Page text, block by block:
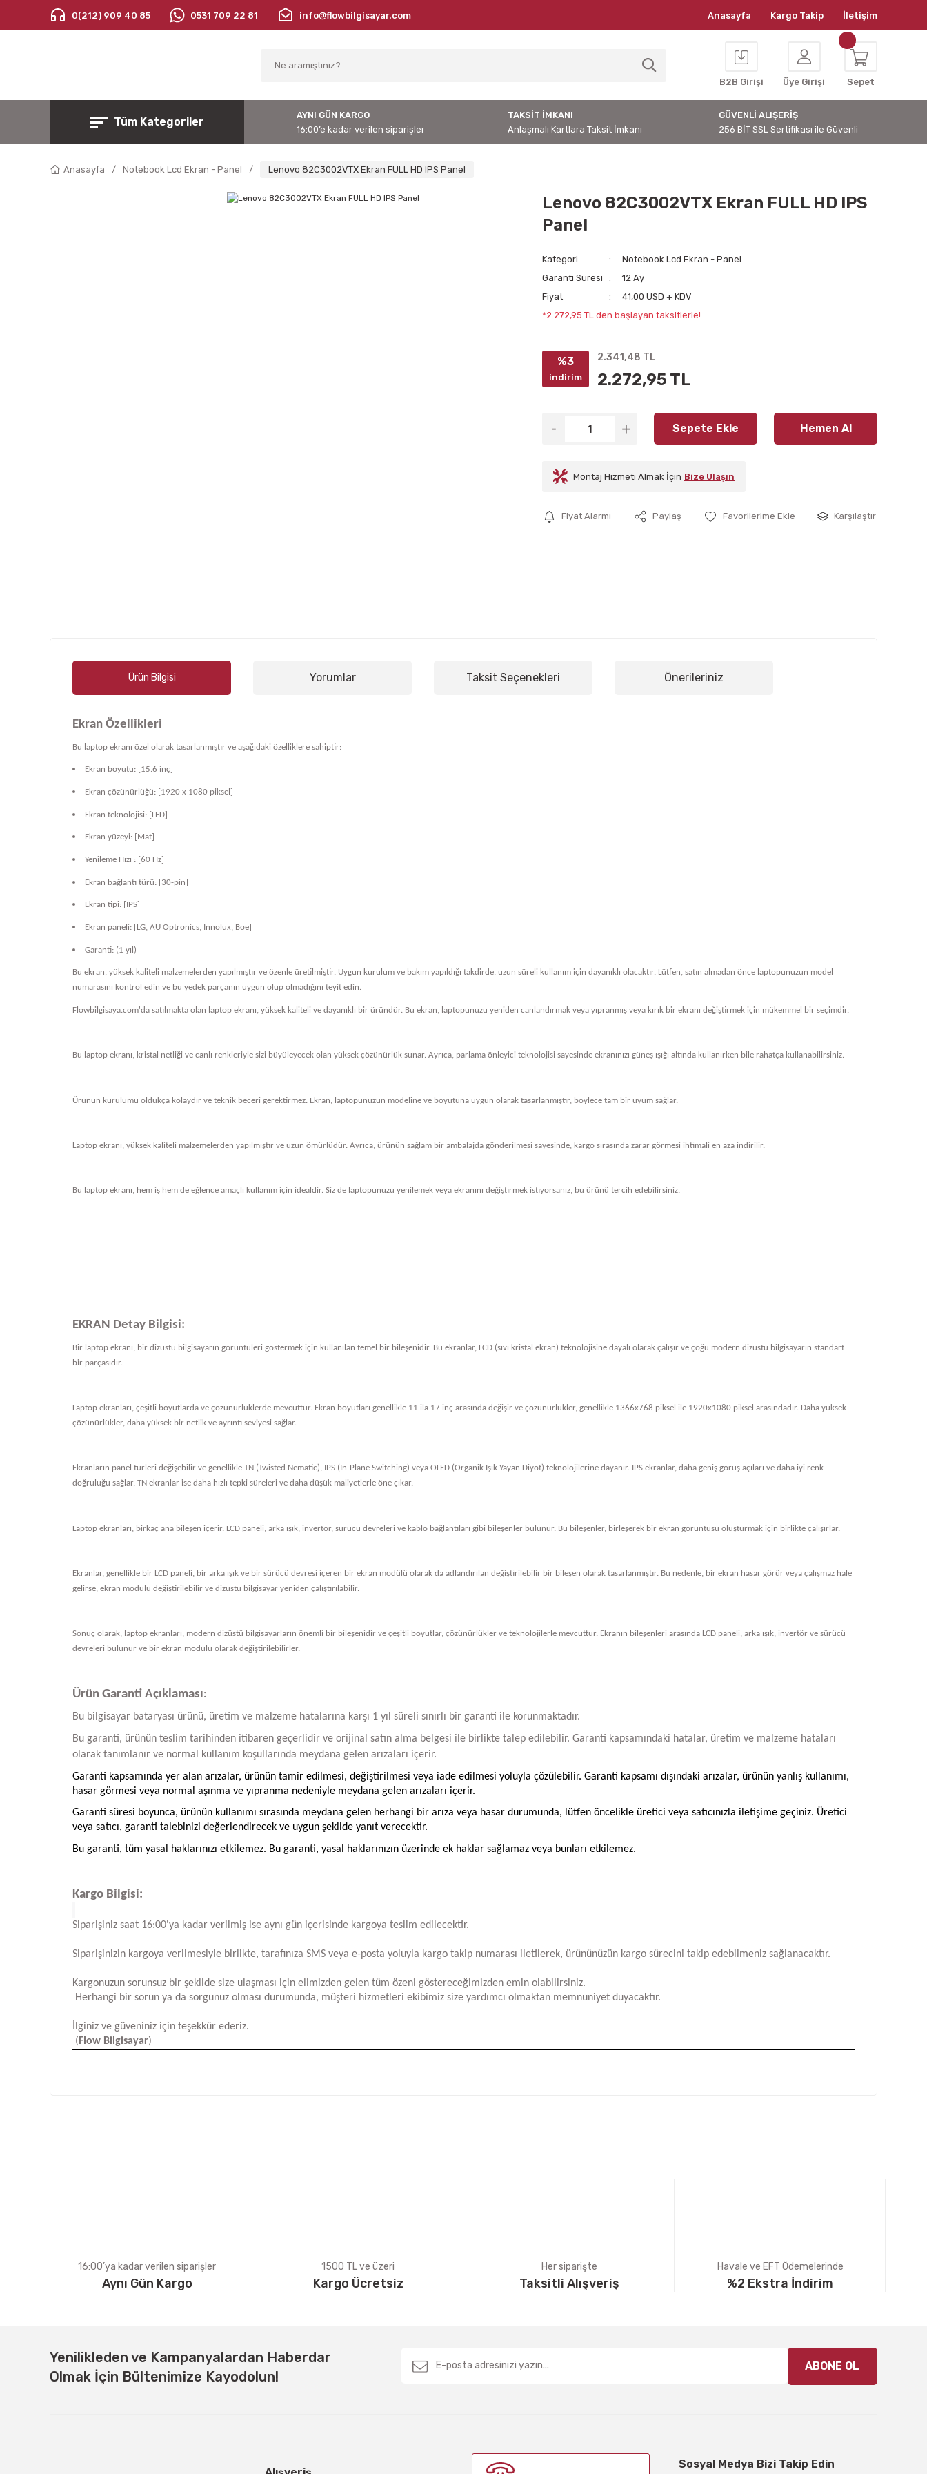
0(212) 909 40 85 0531 709 22 81 info@flowbilgisayar.com Anasayfa Kargo Takip İletişim
B2B Girişi Üye Girişi Sepet
Tüm Kategoriler
AYNI GÜN KARGO
16:00’e kadar verilen siparişler
TAKSİT İMKANI
Anlaşmalı Kartlara Taksit İmkanı
GÜVENLİ ALIŞERİŞ
256 BİT SSL Sertifikası ile Güvenli
Anasayfa Notebook Lcd Ekran - Panel Lenovo 82C3002VTX Ekran FULL HD IPS Panel
Lenovo 82C3002VTX Ekran FULL HD IPS
Panel
Kategori
Notebook Lcd Ekran - Panel
Garanti Süresi
12 Ay
Fiyat
41,00 USD + KDV
*2.272,95 TL den başlayan taksitlerle!
%3
indirim
2.341,48 TL
2.272,95 TL
Sepete Ekle Hemen Al
Montaj Hizmeti Almak İçin Bize Ulaşın
Fiyat Alarmı Paylaş Karşılaştır
Ürün Bilgisi Yorumlar Taksit Seçenekleri Önerileriniz
Ekran Özellikleri
Bu laptop ekranı özel olarak tasarlanmıştır ve aşağıdaki özelliklere sahiptir:
Ekran boyutu: [15.6 inç]
Ekran çözünürlüğü: [1920 x 1080 piksel]
Ekran teknolojisi: [LED]
Ekran yüzeyi: [Mat]
Yenileme Hızı : [60 Hz]
Ekran bağlantı türü: [30-pin]
Ekran tipi: [IPS]
Ekran paneli: [LG, AU Optronics, Innolux, Boe]
Garanti: (1 yıl)
Bu ekran, yüksek kaliteli malzemelerden yapılmıştır ve özenle üretilmiştir. Uygun kurulum ve bakım yapıldığı takdirde, uzun süreli kullanım için dayanıklı olacaktır. Lütfen, satın almadan önce laptopunuzun model
numarasını kontrol edin ve bu yedek parçanın uygun olup olmadığını teyit edin.
Flowbilgisaya.com'da satılmakta olan laptop ekranı, yüksek kaliteli ve dayanıklı bir üründür. Bu ekran, laptopunuzu yeniden canlandırmak veya yıpranmış veya kırık bir ekranı değiştirmek için mükemmel bir seçimdir.
Bu laptop ekranı, kristal netliği ve canlı renkleriyle sizi büyüleyecek olan yüksek çözünürlük sunar. Ayrıca, parlama önleyici teknolojisi sayesinde ekranınızı güneş ışığı altında kullanırken bile rahatça kullanabilirsiniz.
Ürünün kurulumu oldukça kolaydır ve teknik beceri gerektirmez. Ekran, laptopunuzun modeline ve boyutuna uygun olarak tasarlanmıştır, böylece tam bir uyum sağlar.
Laptop ekranı, yüksek kaliteli malzemelerden yapılmıştır ve uzun ömürlüdür. Ayrıca, ürünün sağlam bir ambalajda gönderilmesi sayesinde, kargo sırasında zarar görmesi ihtimali en aza indirilir.
Bu laptop ekranı, hem iş hem de eğlence amaçlı kullanım için idealdir. Siz de laptopunuzu yenilemek veya ekranını değiştirmek istiyorsanız, bu ürünü tercih edebilirsiniz.
EKRAN Detay Bilgisi:
Bir laptop ekranı, bir dizüstü bilgisayarın görüntüleri göstermek için kullanılan temel bir bileşenidir. Bu ekranlar, LCD (sıvı kristal ekran) teknolojisine dayalı olarak çalışır ve çoğu modern dizüstü bilgisayarın standart
bir parçasıdır.
Laptop ekranları, çeşitli boyutlarda ve çözünürlüklerde mevcuttur. Ekran boyutları genellikle 11 ila 17 inç arasında değişir ve çözünürlükler, genellikle 1366x768 piksel ile 1920x1080 piksel arasındadır. Daha yüksek
çözünürlükler, daha yüksek bir netlik ve ayrıntı seviyesi sağlar.
Ekranların panel türleri değişebilir ve genellikle TN (Twisted Nematic), IPS (In-Plane Switching) veya OLED (Organik Işık Yayan Diyot) teknolojilerine dayanır. IPS ekranlar, daha geniş görüş açıları ve daha iyi renk
doğruluğu sağlar, TN ekranlar ise daha hızlı tepki süreleri ve daha düşük maliyetlerle öne çıkar.
Laptop ekranları, birkaç ana bileşen içerir. LCD paneli, arka ışık, invertör, sürücü devreleri ve kablo bağlantıları gibi bileşenler bulunur. Bu bileşenler, birleşerek bir ekran görüntüsü oluşturmak için birlikte çalışırlar.
Ekranlar, genellikle bir LCD paneli, bir arka ışık ve bir sürücü devresi içeren bir ekran modülü olarak da adlandırılan değiştirilebilir bir bileşen olarak tasarlanmıştır. Bu nedenle, bir ekran hasar görür veya çalışmaz hale
gelirse, ekran modülü değiştirilebilir ve dizüstü bilgisayar yeniden çalıştırılabilir.
Sonuç olarak, laptop ekranları, modern dizüstü bilgisayarların önemli bir bileşenidir ve çeşitli boyutlar, çözünürlükler ve teknolojilerle mevcuttur. Ekranın bileşenleri arasında LCD paneli, arka ışık, invertör ve sürücü
devreleri bulunur ve bir ekran modülü olarak değiştirilebilirler.
Ürün Garanti Açıklaması:
Bu bilgisayar bataryası ürünü, üretim ve malzeme hatalarına karşı 1 yıl süreli sınırlı bir garanti ile korunmaktadır.
Bu garanti, ürünün teslim tarihinden itibaren geçerlidir ve orijinal satın alma belgesi ile birlikte talep edilebilir. Garanti kapsamındaki hatalar, üretim ve malzeme hataları
olarak tanımlanır ve normal kullanım koşullarında meydana gelen arızaları içerir.
Garanti kapsamında yer alan arızalar, ürünün tamir edilmesi, değiştirilmesi veya iade edilmesi yoluyla çözülebilir. Garanti kapsamı dışındaki arızalar, ürünün yanlış kullanımı,
hasar görmesi veya normal aşınma ve yıpranma nedeniyle meydana gelen arızaları içerir.
Garanti süresi boyunca, ürünün kullanımı sırasında meydana gelen herhangi bir arıza veya hasar durumunda, lütfen öncelikle üretici veya satıcınızla iletişime geçiniz. Üretici
veya satıcı, garanti talebinizi değerlendirecek ve uygun şekilde yanıt verecektir.
Bu garanti, tüm yasal haklarınızı etkilemez. Bu garanti, yasal haklarınızın üzerinde ek haklar sağlamaz veya bunları etkilemez.
Kargo Bilgisi:
Siparişiniz saat 16:00'ya kadar verilmiş ise aynı gün içerisinde kargoya teslim edilecektir.
Siparişinizin kargoya verilmesiyle birlikte, tarafınıza SMS veya e-posta yoluyla kargo takip numarası iletilerek, ürününüzün kargo sürecini takip edebilmeniz sağlanacaktır.
Kargonuzun sorunsuz bir şekilde size ulaşması için elimizden gelen tüm özeni göstereceğimizden emin olabilirsiniz.
Herhangi bir sorun ya da sorgunuz olması durumunda, müşteri hizmetleri ekibimiz size yardımcı olmaktan memnuniyet duyacaktır.
İlginiz ve güveniniz için teşekkür ederiz.
( Flow Bilgisayar)
16:00’ya kadar verilen siparişler
Aynı Gün Kargo
1500 TL ve üzeri
Kargo Ücretsiz
Her siparişte
Taksitli Alışveriş
Havale ve EFT Ödemelerinde
%2 Ekstra İndirim
Yenilikleden ve Kampanyalardan Haberdar
Olmak İçin Bültenimize Kayodolun!
ABONE OL
Sosyal Medya Bizi Takip Edin